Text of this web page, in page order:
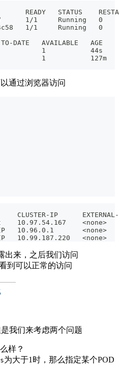
STATUS
1/1     Running   0
k4c58   1/1     Running   0
DATE   AVAILABLE   AGE
1           44s
1           127m
通过浏览器访问
IP
10.97.54.167    <none>
10.96.0.1       <none>
10.99.187.220   <none>
出来，之后我们访问
到可以正常的访问
我们来考虑两个问题
样？
为大于1时，那么指定某个POD